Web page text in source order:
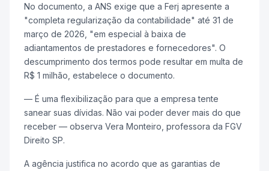
No documento, a ANS exige que a Ferj apresente a
"completa regularização da contabilidade" até 31 de
março de 2026, "em especial à baixa de
adiantamentos de prestadores e fornecedores". O
descumprimento dos termos pode resultar em multa de
R$ 1 milhão, estabelece o documento.
— É uma flexibilização para que a empresa tente
sanear suas dívidas. Não vai poder dever mais do que
receber — observa Vera Monteiro, professora da FGV
Direito SP.
A agência justifica no acordo que as garantias de